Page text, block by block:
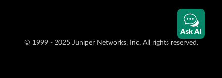
© 1999 - 2025 Juniper Networks, Inc. All rights reserved.
Ask AI